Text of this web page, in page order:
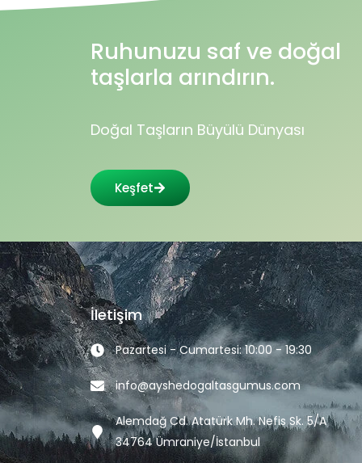
Ruhunuzu saf ve doğal
taşlarla arındırın.
Doğal Taşların Büyülü Dünyası
Keşfet
İletişim
Pazartesi - Cumartesi: 10:00 - 19:30
info@ayshedogaltasgumus.com
Alemdağ Cd. Atatürk Mh. Nefis Sk. 5/A
34764 Ümraniye/İstanbul